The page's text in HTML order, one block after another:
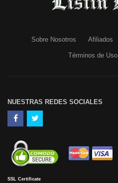
Sobre Nosotros Afiliados
Términos de Uso
NUESTRAS REDES SOCIALES
SSL Certificate